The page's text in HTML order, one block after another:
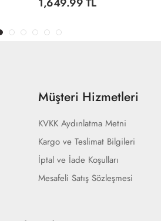
Müşteri Hizmetleri
KVKK Aydınlatma Metni
Kargo ve Teslimat Bilgileri
İptal ve İade Koşulları
Mesafeli Satış Sözleşmesi